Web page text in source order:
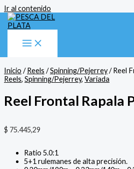
Ir al contenido
Inicio /Reels /Spinning/Pejerrey/ Reel
Reels, Spinning/Pejerrey, Variada
Reel Frontal Rapala
$ 75.445,29
Ratio 5.0:1
5+1 rulemanes de alta precisión.